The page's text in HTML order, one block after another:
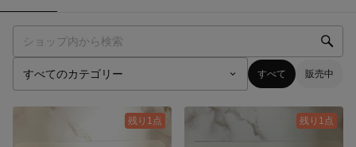
すべて 販売中
残り1点 残り1点